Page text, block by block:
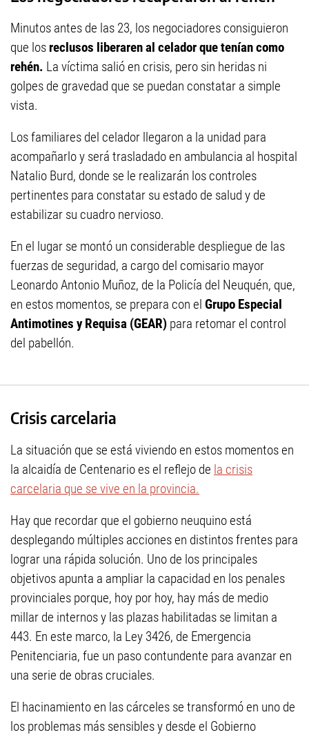
Minutos antes de las 23, los negociadores consiguieron
que los reclusos liberaren al celador que tenían como
rehén. La víctima salió en crisis, pero sin heridas ni
golpes de gravedad que se puedan constatar a simple
vista.
Los familiares del celador llegaron a la unidad para
acompañarlo y será trasladado en ambulancia al hospital
Natalio Burd, donde se le realizarán los controles
pertinentes para constatar su estado de salud y de
estabilizar su cuadro nervioso.
En el lugar se montó un considerable despliegue de las
fuerzas de seguridad, a cargo del comisario mayor
Leonardo Antonio Muñoz, de la Policía del Neuquén, que,
en estos momentos, se prepara con el Grupo Especial
Antimotines y Requisa (GEAR) para retomar el control
del pabellón.
Crisis carcelaria
La situación que se está viviendo en estos momentos en
la alcaidía de Centenario es el reflejo de la crisis
carcelaria que se vive en la provincia.
Hay que recordar que el gobierno neuquino está
desplegando múltiples acciones en distintos frentes para
lograr una rápida solución. Uno de los principales
objetivos apunta a ampliar la capacidad en los penales
provinciales porque, hoy por hoy, hay más de medio
millar de internos y las plazas habilitadas se limitan a
443. En este marco, la Ley 3426, de Emergencia
Penitenciaria, fue un paso contundente para avanzar en
una serie de obras cruciales.
El hacinamiento en las cárceles se transformó en uno de
los problemas más sensibles y desde el Gobierno